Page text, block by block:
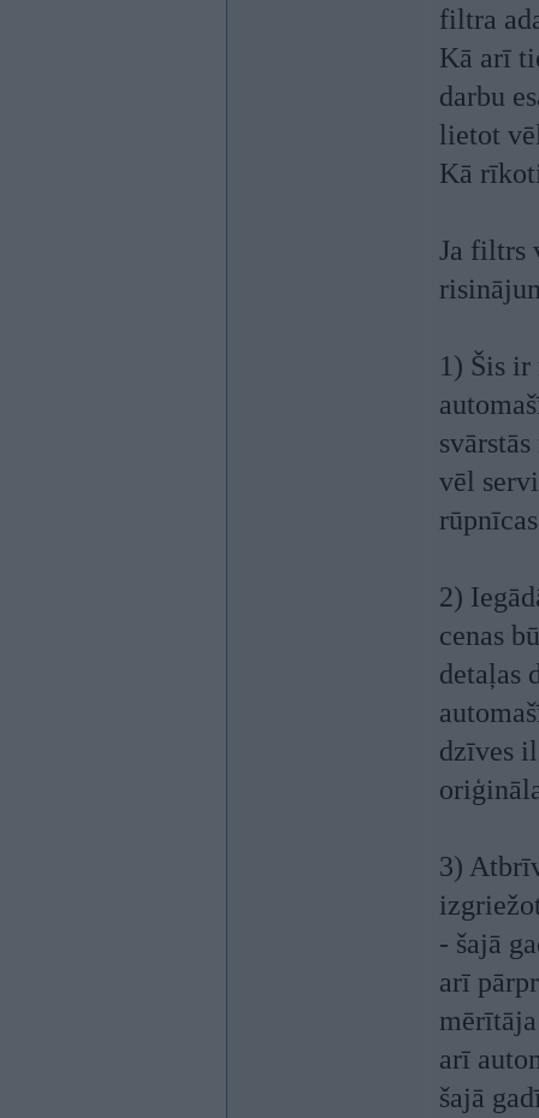
filtra
Kā arī
darbu
lietot
Kā
Ja filtrs
1) Šis ir
vēl
2)
cenas
detaļas
dzīves
3)
- šajā
arī
arī
šajā